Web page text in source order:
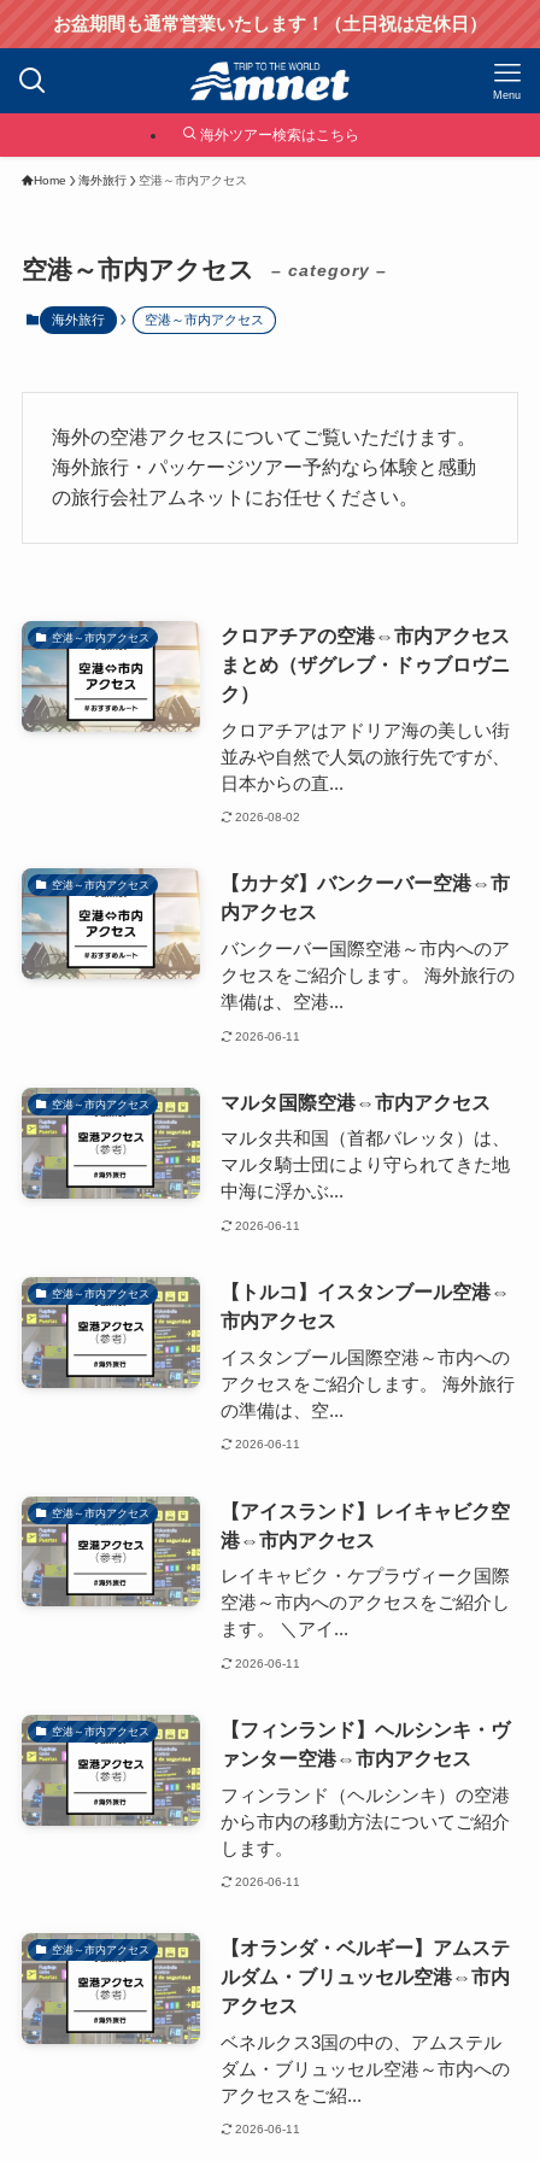
お盆期間も通常営業いたします！（土日祝は定休日）
Menu
海外ツアー検索はこちら
Home 海外旅行 空港～市内アクセス
空港～市内アクセス – category –
海外旅行 空港～市内アクセス
海外の空港アクセスについてご覧いただけます。
海外旅行・パッケージツアー予約なら体験と感動
の旅行会社アムネットにお任せください。
空港～市内アクセス
クロアチアの空港⇔市内アクセス
まとめ（ザグレブ・ドゥブロヴニ
ク）
クロアチアはアドリア海の美しい街
並みや自然で人気の旅行先ですが、
日本からの直...
2026-08-02
空港～市内アクセス
【カナダ】バンクーバー空港⇔市
内アクセス
バンクーバー国際空港～市内へのア
クセスをご紹介します。 海外旅行の
準備は、空港...
2026-06-11
空港～市内アクセス マルタ国際空港⇔市内アクセス
マルタ共和国（首都バレッタ）は、
マルタ騎士団により守られてきた地
中海に浮かぶ...
2026-06-11
空港～市内アクセス
【トルコ】イスタンブール空港⇔
市内アクセス
イスタンブール国際空港～市内への
アクセスをご紹介します。 海外旅行
の準備は、空...
2026-06-11
空港～市内アクセス
【アイスランド】レイキャビク空
港⇔市内アクセス
レイキャビク・ケプラヴィーク国際
空港～市内へのアクセスをご紹介し
ます。 ＼アイ...
2026-06-11
空港～市内アクセス
【フィンランド】ヘルシンキ・ヴ
ァンター空港⇔市内アクセス
フィンランド（ヘルシンキ）の空港
から市内の移動方法についてご紹介
します。
2026-06-11
空港～市内アクセス
【オランダ・ベルギー】アムステ
ルダム・ブリュッセル空港⇔市内
アクセス
ベネルクス3国の中の、アムステル
ダム・ブリュッセル空港～市内への
アクセスをご紹...
2026-06-11